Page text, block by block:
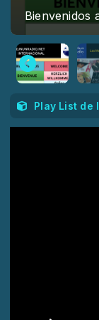
Bienvenidos
Play List de